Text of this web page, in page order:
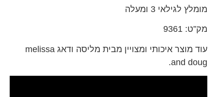
מומלץ לגילאי 3 ומעלה
מק”ט: 9361
עוד מוצר איכותי ומצויין מבית מליסה ודאג melissa
and doug.